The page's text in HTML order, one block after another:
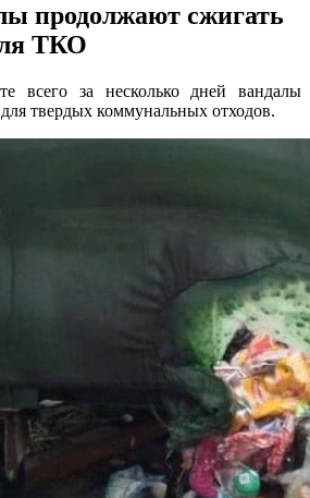
продолжают сжигать
ТКО
всего за несколько дней вандалы
твердых коммунальных отходов.